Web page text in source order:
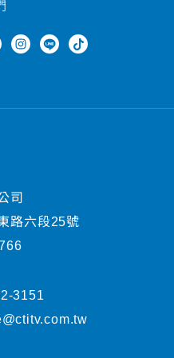
司
路六段25號
3151